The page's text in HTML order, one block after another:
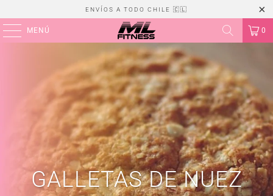
ENVÍOS A TODO CHILE 🇨🇱
MENÚ 0
GALLETAS DE NUEZ